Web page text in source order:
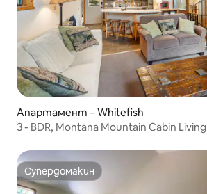
Апартамент – Whitefish
3 - BDR, Montana Mountain Cabin Living
Супердомакин
Супердомакин